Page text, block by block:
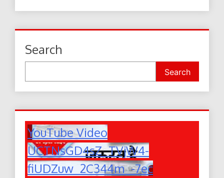
Search
Search
YouTube Video
UCTNsGD4sZ_TVjW4-
fiUDZuw_2C344m_-7ec